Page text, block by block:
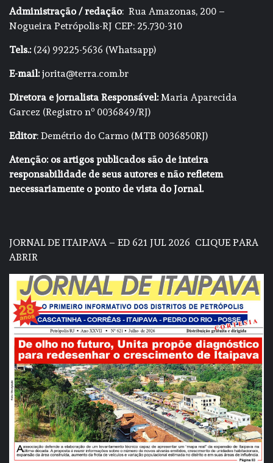
Administração / redação: Rua Amazonas, 200 –
Nogueira Petrópolis-RJ CEP: 25.730-310
Tels.:(24) 99225-5636 (Whatsapp)
E-mail:jorita@terra.com.br
Diretora e jornalista Responsável:Maria Aparecida
Garcez (Registro nº 0036849/RJ)
Editor: Demétrio do Carmo (MTB 0036850RJ)
Atenção: os artigos publicados são de inteira
responsabilidade de seus autores e não refletem
necessariamente o ponto de vista do Jornal.
JORNAL DE ITAIPAVA – ED 621 JUL 2026 CLIQUE PARA
ABRIR